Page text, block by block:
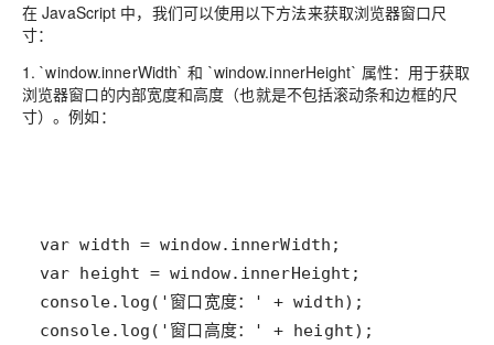
在 JavaScript 中，我们可以使用以下方法来获取浏览器窗口尺
寸：
1. `window.innerWidth` 和 `window.innerHeight` 属性：用于获取
浏览器窗口的内部宽度和高度（也就是不包括滚动条和边框的尺
寸）。例如：
console.log('窗口高度：' + height);